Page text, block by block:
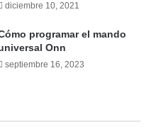
diciembre 10, 2021
programar el mando
Onn
septiembre 16, 2023